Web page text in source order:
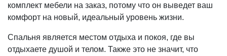
комплект мебели на заказ, потому что он выведет ваш
комфорт на новый, идеальный уровень жизни.
Спальня является местом отдыха и покоя, где вы
отдыхаете душой и телом. Также это не значит, что